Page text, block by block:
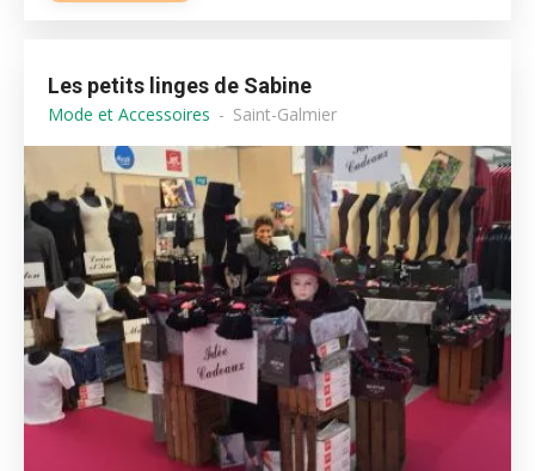
Les petits linges de Sabine
Mode et Accessoires Saint-Galmier